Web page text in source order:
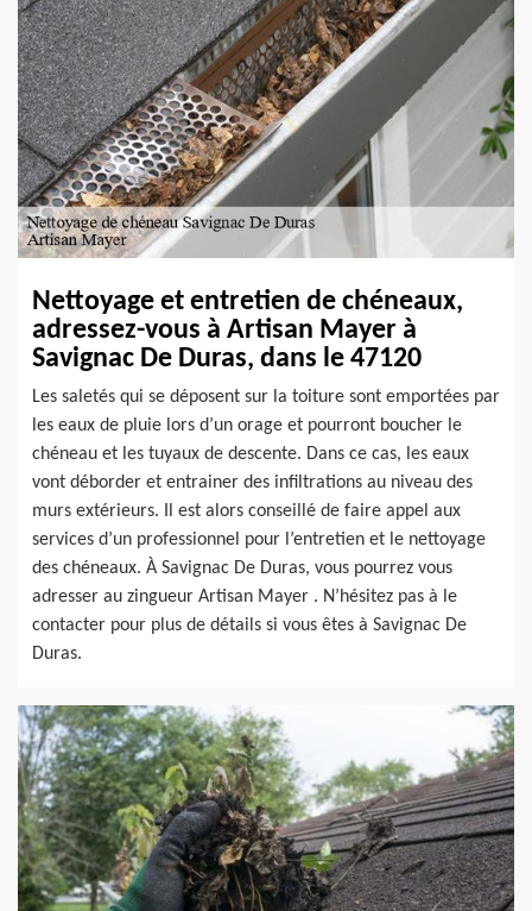
Nettoyage et entretien de chéneaux,
adressez-vous à Artisan Mayer à
Savignac De Duras, dans le 47120
Les saletés qui se déposent sur la toiture sont emportées par
les eaux de pluie lors d’un orage et pourront boucher le
chéneau et les tuyaux de descente. Dans ce cas, les eaux
vont déborder et entrainer des infiltrations au niveau des
murs extérieurs. Il est alors conseillé de faire appel aux
services d’un professionnel pour l’entretien et le nettoyage
des chéneaux. À Savignac De Duras, vous pourrez vous
adresser au zingueur Artisan Mayer . N’hésitez pas à le
contacter pour plus de détails si vous êtes à Savignac De
Duras.